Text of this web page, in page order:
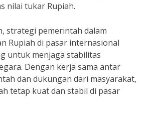
nilai tukar Rupiah.
strategi pemerintah dalam
Rupiah di pasar internasional
untuk menjaga stabilitas
Dengan kerja sama antar
dan dukungan dari masyarakat,
tetap kuat dan stabil di pasar